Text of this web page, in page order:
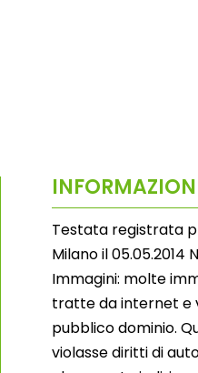
Testata registrata
Milano il 05.05.2014
Immagini: molte
tratte da internet e
pubblico dominio.
violasse diritti di